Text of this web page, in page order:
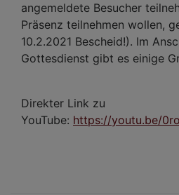
angemeldete Besucher
Präsenz teilnehmen wollen,
10.2.2021 Bescheid!). Im
Gottesdienst gibt es einige
Direkter Link zu
YouTube: https://youtu.be/